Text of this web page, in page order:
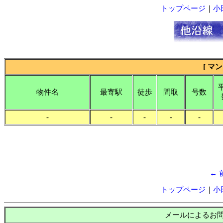
トップページ 小
[ マ
物件名 最寄駅 徒歩 間取 号数
- - - - -
←
トップページ 小
メールによるお